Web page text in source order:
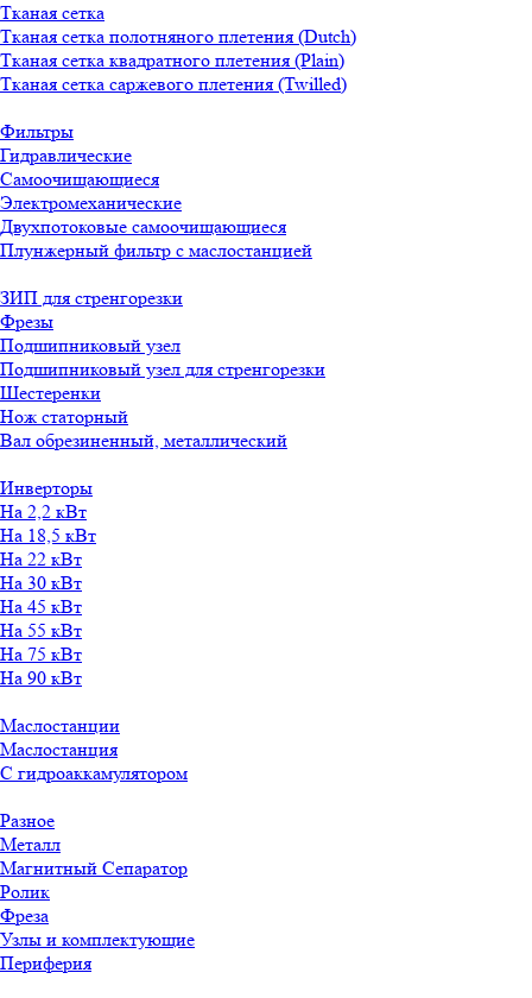
Тканая сетка
Тканая сетка полотняного плетения (Dutch)
Тканая сетка квадратного плетения (Plain)
Тканая сетка саржевого плетения (Twilled)
Фильтры
Гидравлические
Самоочищающиеся
Электромеханические
Двухпотоковые самоочищающиеся
Плунжерный фильтр с маслостанцией
ЗИП для стренгорезки
Фрезы
Подшипниковый узел
Подшипниковый узел для стренгорезки
Шестеренки
Нож статорный
Вал обрезиненный, металлический
Инверторы
На 2,2 кВт
На 18,5 кВт
На 22 кВт
На 30 кВт
На 45 кВт
На 55 кВт
На 75 кВт
На 90 кВт
Маслостанции
Маслостанция
С гидроаккамулятором
Разное
Металл
Магнитный Сепаратор
Ролик
Фреза
Узлы и комплектующие
Периферия